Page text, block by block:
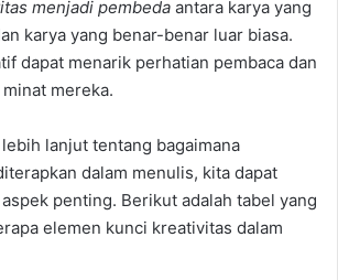
menjadi pembeda antara karya yang
karya yang benar-benar luar biasa.
dapat menarik perhatian pembaca dan
mereka.
lanjut tentang bagaimana
dalam menulis, kita dapat
penting. Berikut adalah tabel yang
elemen kunci kreativitas dalam